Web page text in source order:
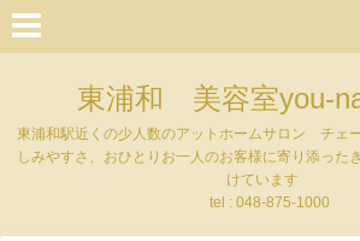
東浦和 美容室you-
東浦和駅近くの少人数のアットホームサロン チェ
しみやすさ、おひとりお一人のお客様に寄り添った
けています
tel : 048-875-1000